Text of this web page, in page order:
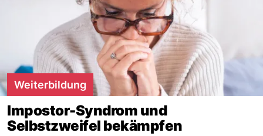
Weiterbildung
Impostor-Syndrom und
Selbstzweifel bekämpfen